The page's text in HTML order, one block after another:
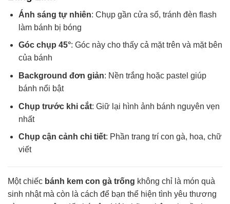
Ánh sáng tự nhiên: Chụp gần cửa sổ, tránh đèn flash
làm bánh bị bóng
Góc chụp 45°: Góc này cho thấy cả mặt trên và mặt bên
của bánh
Background đơn giản: Nền trắng hoặc pastel giúp
bánh nổi bật
Chụp trước khi cắt: Giữ lại hình ảnh bánh nguyên vẹn
nhất
Chụp cận cảnh chi tiết: Phần trang trí con gà, hoa, chữ
viết
Một chiếc bánh kem con gà trống không chỉ là món quà
sinh nhật mà còn là cách để bạn thể hiện tình yêu thương